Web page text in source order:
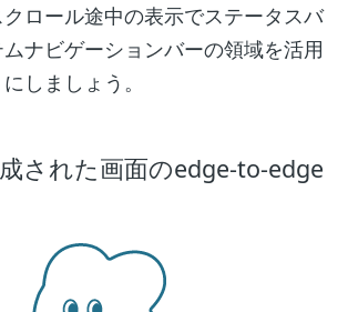
クロール途中の表示でステータスバ
ナビゲーションバーの領域を活用
しましょう。
された画面のedge-to-edge